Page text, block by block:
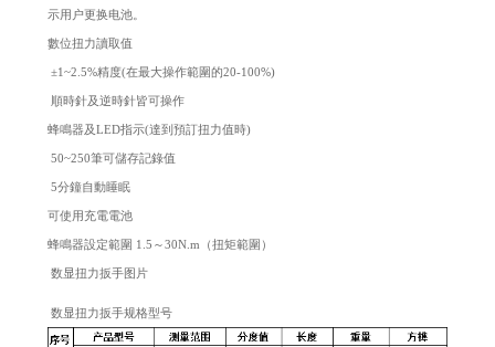
示用户更换电池。
數位扭力讀取值
±1~2.5%精度(在最大操作範圍的20-100%)
順時針及逆時針皆可操作
蜂鳴器及LED指示(達到預訂扭力值時)
50~250筆可儲存記錄值
5分鐘自動睡眠
可使用充電電池
蜂鳴器設定範圍 1.5～30N.m（扭矩範圍）
数显扭力扳手图片
数显扭力扳手规格型号